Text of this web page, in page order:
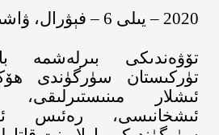
2020
– يىلى 6
– فېۋرال،
تۆۋەندىكى بىرلەشمە
تۈركىستان سۈرگۈندى
ئىشلار
ئىشخانىسى، رەئىس